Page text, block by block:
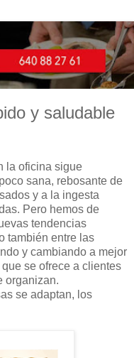
y saludable
la oficina sigue
sana, rebosante de
y a la ingesta
Pero hemos de
tendencias
también entre las
y cambiando a mejor
se ofrece a clientes
organizan.
se adaptan, los